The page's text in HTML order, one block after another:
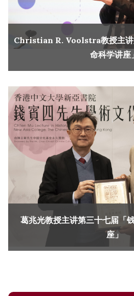
Christian R. Voolstra教授主讲
命科学讲座」
葛兆光教授主讲第三十七届「
座」